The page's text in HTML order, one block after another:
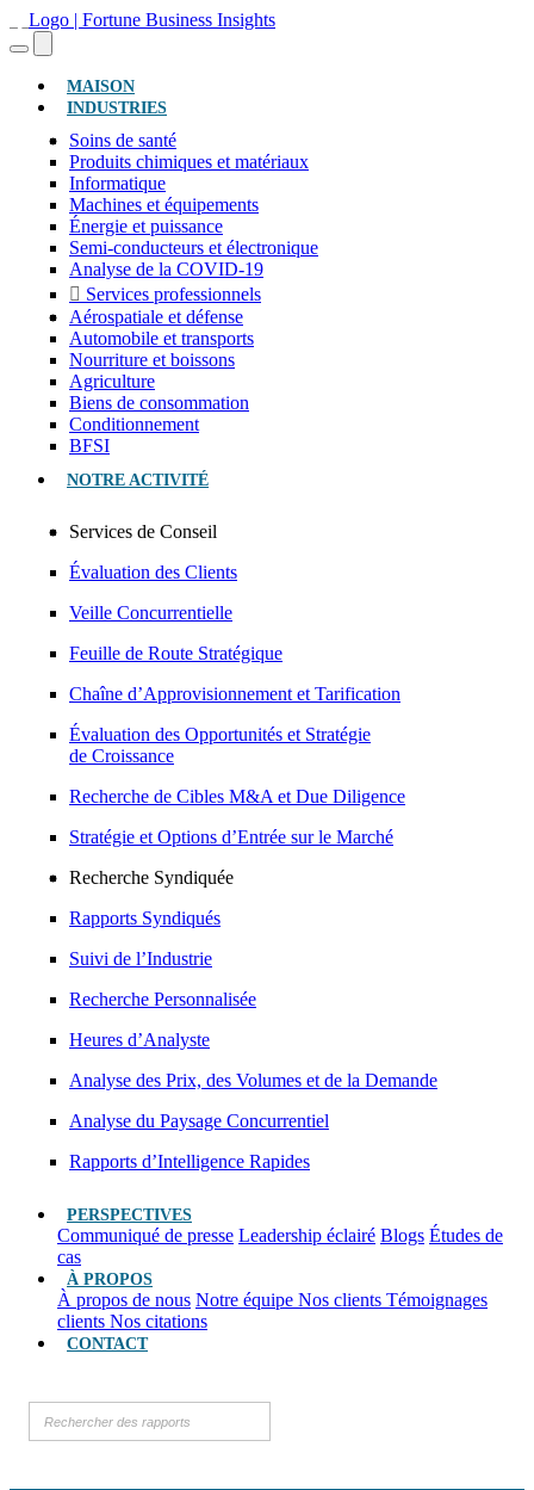
MAISON(ACTUEL)
INDUSTRIES
Soins de santé
Produits chimiques et matériaux
Informatique
Machines et équipements
Énergie et puissance
Semi-conducteurs et électronique
Analyse de la COVID-19
Services professionnels
Aérospatiale et défense
Automobile et transports
Nourriture et boissons
Agriculture
Biens de consommation
Conditionnement
BFSI
NOTRE ACTIVITÉ
Services de Conseil
Évaluation des Clients
Veille Concurrentielle
Feuille de Route Stratégique
Chaîne d’Approvisionnement et Tarification
Évaluation des Opportunités et Stratégie
de Croissance
Recherche de Cibles M&A et Due Diligence
Stratégie et Options d’Entrée sur le Marché
Recherche Syndiquée
Rapports Syndiqués
Suivi de l’Industrie
Recherche Personnalisée
Heures d’Analyste
Analyse des Prix, des Volumes et de la Demande
Analyse du Paysage Concurrentiel
Rapports d’Intelligence Rapides
PERSPECTIVES
Communiqué de presse Leadership éclairé Blogs Études de
cas
À PROPOS
À propos de nous Notre équipe Nos clients Témoignages
clients Nos citations
CONTACT